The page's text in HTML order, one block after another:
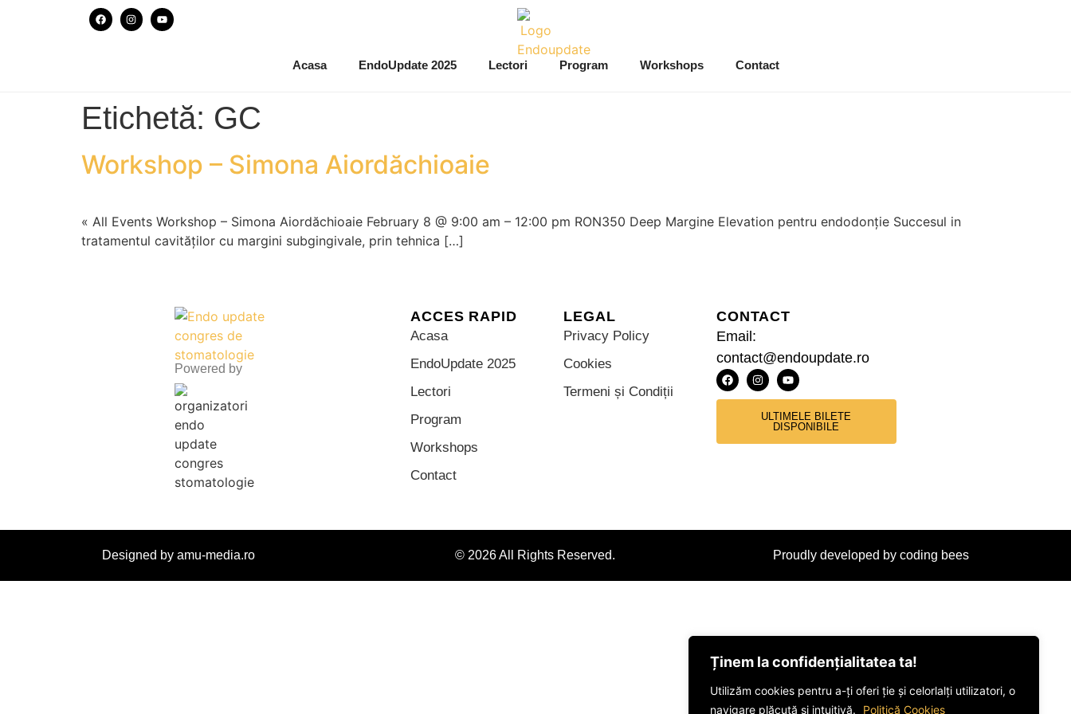
Ținem la confidențialitatea ta!
Utilizăm cookies pentru a-ți oferi ție și celorlalți utilizatori, o
navigare plăcută și intuitivă.
Politică Cookies
Acasa EndoUpdate 2025 Lectori Program Workshops Contact
Etichetă: GC
Workshop – Simona Aiordăchioaie
« All Events Workshop – Simona Aiordăchioaie February 8 @ 9:00 am – 12:00 pm RON350 Deep Margine Elevation pentru endodonție Succesul in
tratamentul cavităților cu margini subgingivale, prin tehnica […]
Powered by
ACCES RAPID
Acasa
EndoUpdate 2025
Lectori
Program
Workshops
Contact
LEGAL
Privacy Policy
Cookies
Termeni și Condiții
CONTACT
Email:
contact@endoupdate.ro
ULTIMELE BILETE
DISPONIBILE
Designed by amu-media.ro © 2026 All Rights Reserved. Proudly developed by coding bees